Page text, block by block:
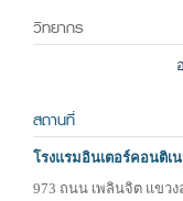
วิทยากร
สถานที่
โรงแรมอินเตอร์คอนติเ
973 ถนน เพลินจิต แขว